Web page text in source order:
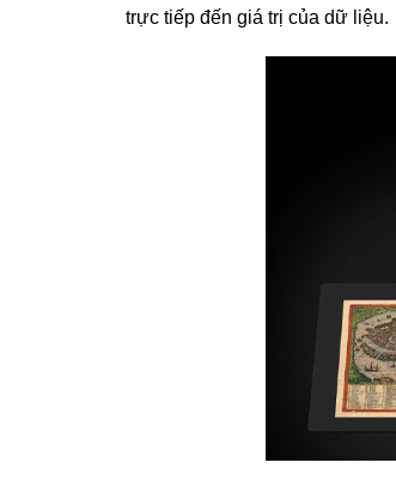
trực tiếp đến giá trị của dữ liệu.